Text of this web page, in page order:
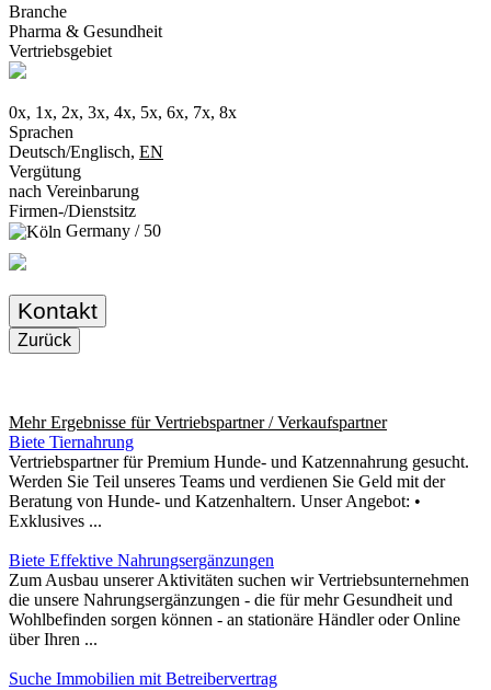
Branche
Pharma & Gesundheit
Vertriebsgebiet
0x, 1x, 2x, 3x, 4x, 5x, 6x, 7x, 8x
Sprachen
Deutsch/Englisch, EN
Vergütung
nach Vereinbarung
Firmen-/Dienstsitz
Germany / 50
Kontakt
Zurück
Mehr Ergebnisse fürVertriebspartner / Verkaufspartner
Biete Tiernahrung
Vertriebspartner für Premium Hunde- und Katzennahrung gesucht.
Werden Sie Teil unseres Teams und verdienen Sie Geld mit der
Beratung von Hunde- und Katzenhaltern. Unser Angebot: •
Exklusives ...
Biete Effektive Nahrungsergänzungen
Zum Ausbau unserer Aktivitäten suchen wir Vertriebsunternehmen
die unsere Nahrungsergänzungen - die für mehr Gesundheit und
Wohlbefinden sorgen können - an stationäre Händler oder Online
über Ihren ...
Suche Immobilien mit Betreibervertrag